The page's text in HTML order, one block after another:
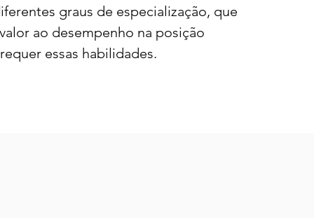
graus de especialização, que
ao desempenho na posição
requer essas habilidades.